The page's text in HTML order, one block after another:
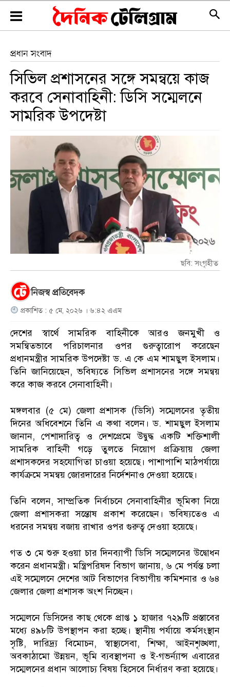
প্রধান সংবাদ
সিভিল প্রশাসনের সঙ্গে সমন্বয়ে কাজ
করবে সেনাবাহিনী: ডিসি সম্মেলনে
সামরিক উপদেষ্টা
ছবি: সংগৃহীত
নিজস্ব প্রতিবেদক
প্রকাশিত : ৫ মে, ২০২৬ । ৬:৪২ এএম
দেশের স্বার্থে সামরিক বাহিনীকে আরও জনমুখী ও
সমন্বিতভাবে পরিচালনার ওপর গুরুত্বারোপ করেছেন
প্রধানমন্ত্রীর সামরিক উপদেষ্টা ড. এ কে এম শামছুল ইসলাম।
তিনি জানিয়েছেন, ভবিষ্যতে সিভিল প্রশাসনের সঙ্গে সমন্বয়
করে কাজ করবে সেনাবাহিনী।
মঙ্গলবার (৫ মে) জেলা প্রশাসক (ডিসি) সম্মেলনের তৃতীয়
দিনের অধিবেশনে তিনি এ কথা বলেন। ড. শামছুল ইসলাম
জানান, পেশাদারিত্ব ও দেশপ্রেমে উদ্বুদ্ধ একটি শক্তিশালী
সামরিক বাহিনী গড়ে তুলতে নিয়োগ প্রক্রিয়ায় জেলা
প্রশাসকদের সহযোগিতা চাওয়া হয়েছে। পাশাপাশি মাঠপর্যায়ে
কার্যক্রমে সমন্বয় জোরদারের নির্দেশনাও দেওয়া হয়েছে।
তিনি বলেন, সাম্প্রতিক নির্বাচনে সেনাবাহিনীর ভূমিকা নিয়ে
জেলা প্রশাসকরা সন্তোষ প্রকাশ করেছেন। ভবিষ্যতেও এ
ধরনের সমন্বয় বজায় রাখার ওপর গুরুত্ব দেওয়া হয়েছে।
গত ৩ মে শুরু হওয়া চার দিনব্যাপী ডিসি সম্মেলনের উদ্বোধন
করেন প্রধানমন্ত্রী। মন্ত্রিপরিষদ বিভাগ জানায়, ৬ মে পর্যন্ত চলা
এই সম্মেলনে দেশের আট বিভাগের বিভাগীয় কমিশনার ও ৬৪
জেলার জেলা প্রশাসক অংশ নিচ্ছেন।
সম্মেলনে ডিসিদের কাছ থেকে প্রাপ্ত ১ হাজার ৭২৯টি প্রস্তাবের
মধ্যে ৪৯৮টি উপস্থাপন করা হচ্ছে। স্থানীয় পর্যায়ে কর্মসংস্থান
সৃষ্টি, দারিদ্র্য বিমোচন, স্বাস্থ্যসেবা, শিক্ষা, আইনশৃঙ্খলা,
অবকাঠামো উন্নয়ন, ভূমি ব্যবস্থাপনা ও ই-গভর্ন্যান্স এবারের
সম্মেলনের প্রধান আলোচ্য বিষয় হিসেবে নির্ধারণ করা হয়েছে।